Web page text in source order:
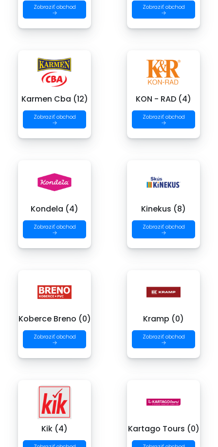
Zobraziť obchod
→
Zobraziť obchod
→
Karmen Cba (12)
Zobraziť obchod
→
KON - RAD (4)
Zobraziť obchod
→
Kondela (4)
Zobraziť obchod
→
Kinekus (8)
Zobraziť obchod
→
Koberce Breno (0)
Zobraziť obchod
→
Kramp (0)
Zobraziť obchod
→
Kik (4) Kartago Tours (0)